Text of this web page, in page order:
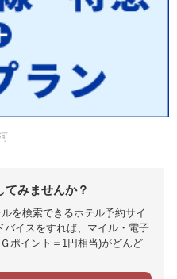
てみませんか？
を検索できるホテル予約サイ
バイスをすれば、マイル・電子
ポイント＝1円相当)がどんど